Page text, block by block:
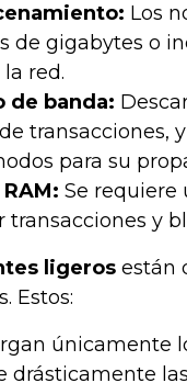
Los
de gigabytes o
red.
de banda:
transacciones,
para su
RAM: Se requiere
transacciones y
ligeros están
Estos:
únicamente
drásticamente